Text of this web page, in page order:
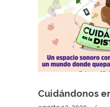
Cuidándonos